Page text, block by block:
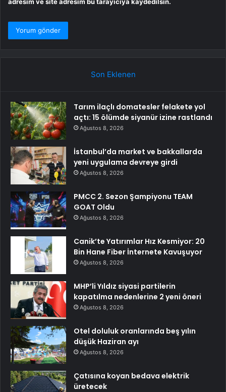
Son Eklenen
Tarım ilaçlı domatesler felakete yol
açtı: 15 ölümde siyanür izine rastlandı
Ağustos 8, 2026
İstanbul’da market ve bakkallarda
yeni uygulama devreye girdi
Ağustos 8, 2026
PMCC 2. Sezon Şampiyonu TEAM
GOAT Oldu
Ağustos 8, 2026
Canik’te Yatırımlar Hız Kesmiyor: 20
Bin Hane Fiber İnternete Kavuşuyor
Ağustos 8, 2026
MHP’li Yıldız siyasi partilerin
kapatılma nedenlerine 2 yeni öneri
Ağustos 8, 2026
Otel doluluk oranlarında beş yılın
düşük Haziran ayı
Ağustos 8, 2026
Çatısına koyan bedava elektrik
üretecek